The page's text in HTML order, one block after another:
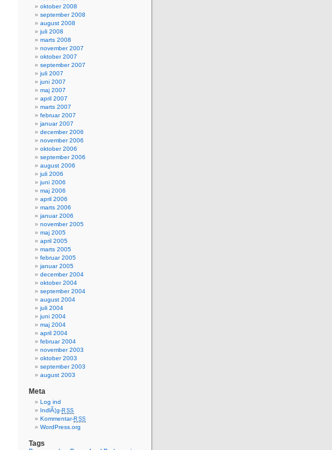
oktober 2008
september 2008
august 2008
juli 2008
marts 2008
november 2007
oktober 2007
september 2007
juli 2007
juni 2007
maj 2007
april 2007
marts 2007
februar 2007
januar 2007
december 2006
november 2006
oktober 2006
september 2006
august 2006
juli 2006
juni 2006
maj 2006
april 2006
marts 2006
januar 2006
november 2005
maj 2005
april 2005
marts 2005
februar 2005
januar 2005
december 2004
oktober 2004
september 2004
august 2004
juli 2004
juni 2004
maj 2004
april 2004
februar 2004
november 2003
oktober 2003
september 2003
august 2003
Meta
Log ind
IndlÃ¦g-RSS
Kommentar-RSS
WordPress.org
Tags